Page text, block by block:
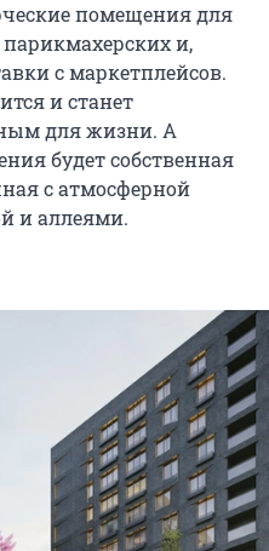
помещения для
парикмахерских и,
с маркетплейсов.
и станет
для жизни. А
будет собственная
с атмосферной
и аллеями.